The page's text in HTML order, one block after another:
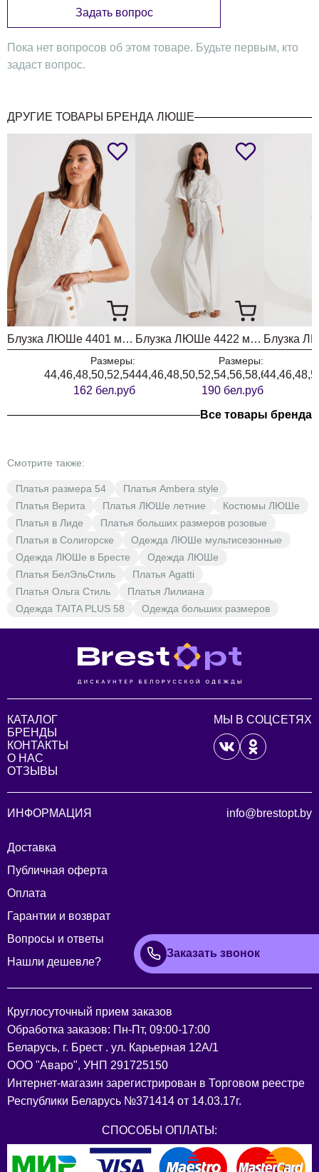
Задать вопрос
Пока нет вопросов об этом товаре. Будьте первым, кто
задаст вопрос.
ДРУГИЕ ТОВАРЫ БРЕНДА ЛЮШЕ
Блузка ЛЮШе 4401 молочный
Размеры:
44,46,48,50,52,54
162 бел.руб
Блузка ЛЮШе 4422 молочный
Размеры:
44,46,48,50,52,54,56,58,60
190 бел.руб
Все товары бренда
Смотрите также:
Платья размера 54
Платья Ambera style
Платья Верита
Платья ЛЮШе летние
Костюмы ЛЮШе
Платья в Лиде
Платья больших размеров розовые
Платья в Солигорске
Одежда ЛЮШе мультисезонные
Одежда ЛЮШе в Бресте
Одежда ЛЮШе
Платья БелЭльСтиль
Платья Agatti
Платья Ольга Стиль
Платья Лилиана
Одежда TAITA PLUS 58
Одежда больших размеров
КАТАЛОГ
БРЕНДЫ
КОНТАКТЫ
О НАС
ОТЗЫВЫ
МЫ В СОЦСЕТЯХ
ИНФОРМАЦИЯ
Доставка
Публичная оферта
Оплата
Гарантии и возврат
Вопросы и ответы
Нашли дешевле?
info@brestopt.by
Заказать звонок
Круглосуточный прием заказов
Обработка заказов: Пн-Пт, 09:00-17:00
Беларусь, г. Брест . ул. Карьерная 12А/1
ООО "Аваро", УНП 291725150
Интернет-магазин зарегистрирован в Торговом реестре
Республики Беларусь №371414 от 14.03.17г.
СПОСОБЫ ОПЛАТЫ: